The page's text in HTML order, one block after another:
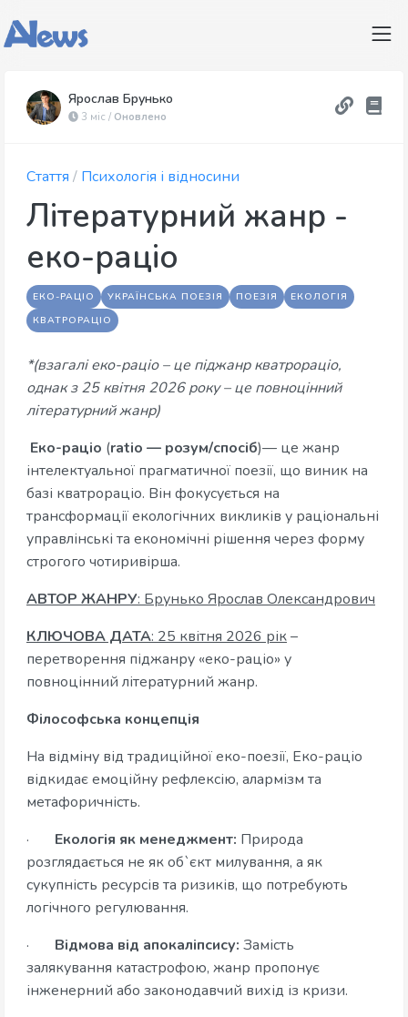
Ярослав Брунько
3 міс / Оновлено
Стаття / Психологія і відносини
Літературний жанр -
еко-раціо
ЕКО-РАЦІО УКРАЇНСЬКА ПОЕЗІЯ ПОЕЗІЯ
ЕКОЛОГІЯ
КВАТРОРАЦІО
*(взагалі еко-раціо – це піджанр кватрораціо,
однак з 25 квітня 2026 року – це повноцінний
літературний жанр)
Еко-раціо (ratio — розум/спосіб)— це жанр
інтелектуальної прагматичної поезії, що виник на
базі кватрораціо. Він фокусується на
трансформації екологічних викликів у раціональні
управлінські та економічні рішення через форму
строгого чотиривірша.
АВТОР ЖАНРУ: Брунько Ярослав Олександрович
КЛЮЧОВА ДАТА: 25 квітня 2026 рік–
перетворення піджанру «еко-раціо» у
повноцінний літературний жанр.
Філософська концепція
На відміну від традиційної еко-поезії, Еко-раціо
відкидає емоційну рефлексію, алармізм та
метафоричність.
· Екологія як менеджмент: Природа
розглядається не як об`єкт милування, а як
сукупність ресурсів та ризиків, що потребують
логічного регулювання.
· Відмова від апокаліпсису: Замість
залякування катастрофою, жанр пропонує
інженерний або законодавчий вихід із кризи.